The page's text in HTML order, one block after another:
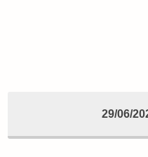
29/06/